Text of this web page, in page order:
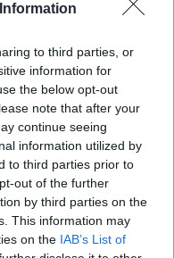
to third parties, or
information for
the below opt-out
note that after your
continue seeing
information utilized by
to third parties prior to
out of the further
by third parties on the
This information may
on the IAB’s List of
των
ούτε ζημιά»
μέσα από τη
σε σενάριο
Χρήστου
, Γιώργος